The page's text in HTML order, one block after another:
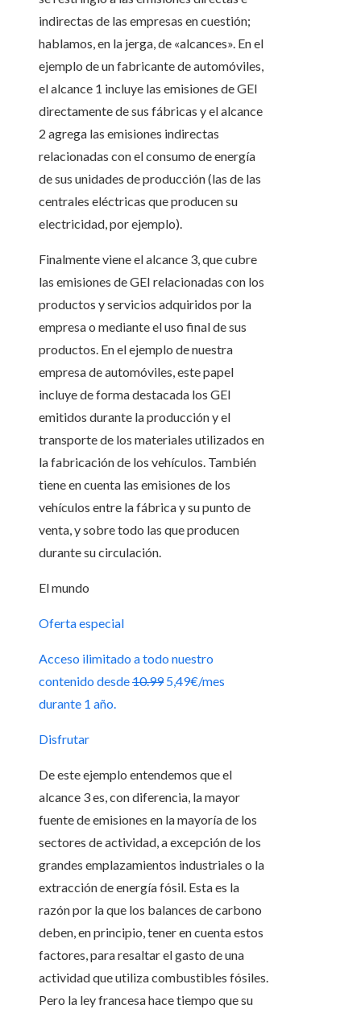
indirectas de las empresas en cuestión;
hablamos, en la jerga, de «alcances». En el
ejemplo de un fabricante de automóviles,
el alcance 1 incluye las emisiones de GEI
directamente de sus fábricas y el alcance
2 agrega las emisiones indirectas
relacionadas con el consumo de energía
de sus unidades de producción (las de las
centrales eléctricas que producen su
electricidad, por ejemplo).
Finalmente viene el alcance 3, que cubre
las emisiones de GEI relacionadas con los
productos y servicios adquiridos por la
empresa o mediante el uso final de sus
productos. En el ejemplo de nuestra
empresa de automóviles, este papel
incluye de forma destacada los GEI
emitidos durante la producción y el
transporte de los materiales utilizados en
la fabricación de los vehículos. También
tiene en cuenta las emisiones de los
vehículos entre la fábrica y su punto de
venta, y sobre todo las que producen
durante su circulación.
El mundo
Oferta especial
Acceso ilimitado a todo nuestro
contenido desde10.995,49€/mes
durante 1 año.
Disfrutar
De este ejemplo entendemos que el
alcance 3 es, con diferencia, la mayor
fuente de emisiones en la mayoría de los
sectores de actividad, a excepción de los
grandes emplazamientos industriales o la
extracción de energía fósil. Esta es la
razón por la que los balances de carbono
deben, en principio, tener en cuenta estos
factores, para resaltar el gasto de una
actividad que utiliza combustibles fósiles.
Pero la ley francesa hace tiempo que su